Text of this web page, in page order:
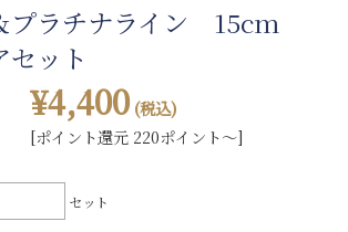
プラチナライン 15cm
ット
¥4,400 (税込)
[ポイント還元 220ポイント～]
セット